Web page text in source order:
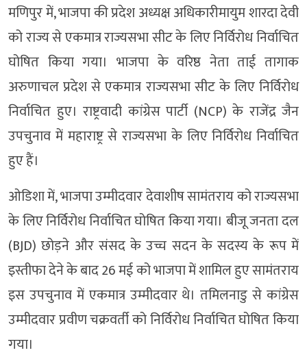
मणिपुर में, भाजपा की प्रदेश अध्यक्ष अधिकारीमायुम शारदा देवी
को राज्य से एकमात्र राज्यसभा सीट के लिए निर्विरोध निर्वाचित
घोषित किया गया। भाजपा के वरिष्ठ नेता ताई तागाक
अरुणाचल प्रदेश से एकमात्र राज्यसभा सीट के लिए निर्विरोध
निर्वाचित हुए। राष्ट्रवादी कांग्रेस पार्टी (NCP) के राजेंद्र जैन
उपचुनाव में महाराष्ट्र से राज्यसभा के लिए निर्विरोध निर्वाचित
हुए हैं।
ओडिशा में, भाजपा उम्मीदवार देवाशीष सामंतराय को राज्यसभा
के लिए निर्विरोध निर्वाचित घोषित किया गया। बीजू जनता दल
(BJD) छोड़ने और संसद के उच्च सदन के सदस्य के रूप में
इस्तीफा देने के बाद 26 मई को भाजपा में शामिल हुए सामंतराय
इस उपचुनाव में एकमात्र उम्मीदवार थे। तमिलनाडु से कांग्रेस
उम्मीदवार प्रवीण चक्रवर्ती को निर्विरोध निर्वाचित घोषित किया
गया।